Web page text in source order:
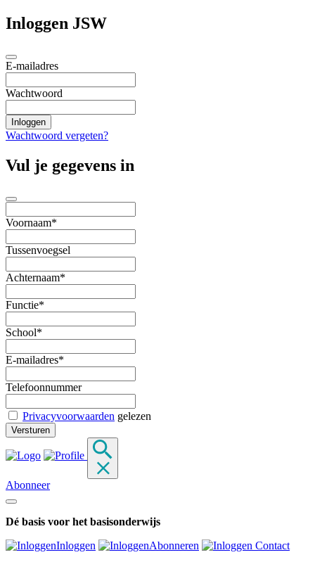
Inloggen JSW
E-mailadres
Wachtwoord
Wachtwoord vergeten?
Vul je gegevens in
Voornaam*
Tussenvoegsel
Achternaam*
Functie*
School*
E-mailadres*
Telefoonnummer
Privacyvoorwaarden gelezen
Abonneer
Dé basis voor het basisonderwijs
Inloggen
Abonneren
Contact